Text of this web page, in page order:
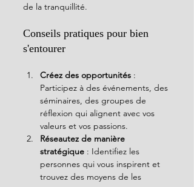
de la tranquillité.
Conseils pratiques pour bien
s'entourer
Créez des opportunités :
Participez à des événements, des
séminaires, des groupes de
réflexion qui alignent avec vos
valeurs et vos passions.
Réseautez de manière
stratégique : Identifiez les
personnes qui vous inspirent et
trouvez des moyens de les